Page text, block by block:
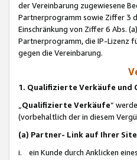
der Vereinbarung zugewiesene
Partnerprogramm sowie Ziffer 3
Einschränkung von Ziffer 6 Abs.
Partnerprogramm, die IP-Lizenz
gegen die Vereinbarung.
1. Qualifizierte Verkäufe und
Qualifizierte Verkäufe“
(vorbehaltlich der in diesem
(a) Partner- Link auf Ihrer Site
i. ein Kunde durch Anklicken